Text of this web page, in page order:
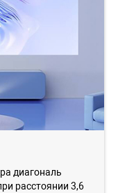
диагональ
расстоянии 3,6